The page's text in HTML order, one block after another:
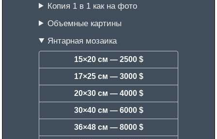
Копия 1 в 1 как на фото
Объемные картины
Янтарная мозаика
15×20 см — 2500 $
17×25 см — 3000 $
20×30 см — 4000 $
30×40 см — 6000 $
36×48 см — 8000 $